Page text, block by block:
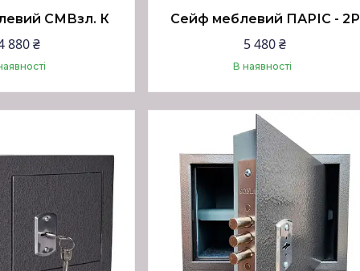
СМВзл. К
880 ₴
Сейф меблевий ПАРІС - 2Р
5 480 ₴
В наявності
Купити